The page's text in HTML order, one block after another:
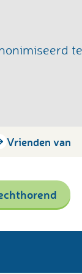
Vrienden van